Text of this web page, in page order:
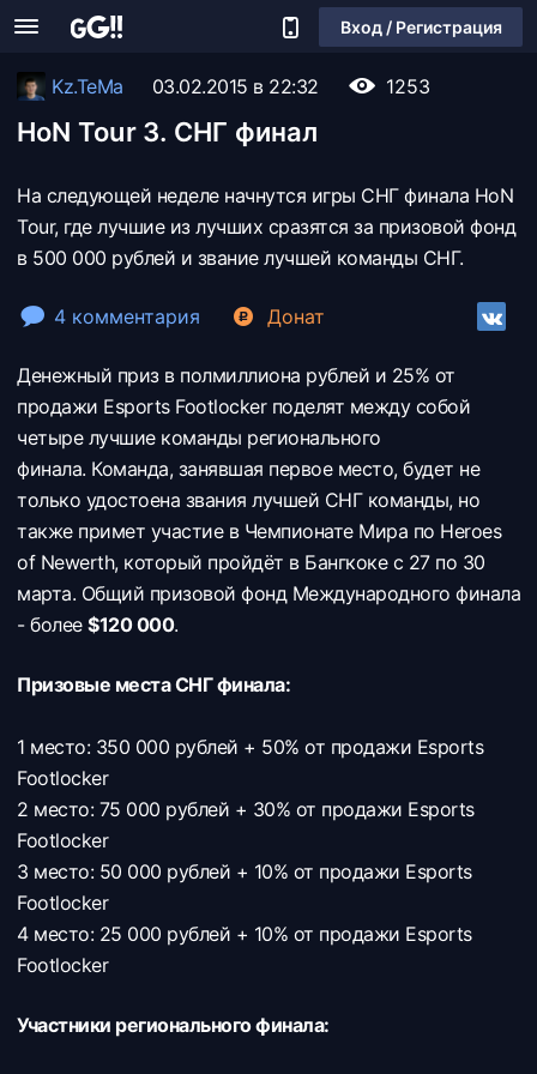
Вход / Регистрация
Kz.TeMa 03.02.2015 в 22:32 1253
HoN Tour 3. СНГ финал
На следующей неделе начнутся игры СНГ финала HoN
Tour, где лучшие из лучших сразятся за призовой фонд
в 500 000 рублей и звание лучшей команды СНГ.
4 комментария Донат
Денежный приз в полмиллиона рублей и 25% от
продажи Esports Footlocker поделят между собой
четыре лучшие команды регионального
финала. Команда, занявшая первое место, будет не
только удостоена звания лучшей СНГ команды, но
также примет участие в Чемпионате Мира по Heroes
of Newerth, который пройдёт в Бангкоке с 27 по 30
марта. Общий призовой фонд Международного финала
- более $120 000.
Призовые места СНГ финала:
1 место: 350 000 рублей + 50% от продажи Esports
Footlocker
2 место: 75 000 рублей + 30% от продажи Esports
Footlocker
3 место: 50 000 рублей + 10% от продажи Esports
Footlocker
4 место: 25 000 рублей + 10% от продажи Esports
Footlocker
Участники регионального финала: